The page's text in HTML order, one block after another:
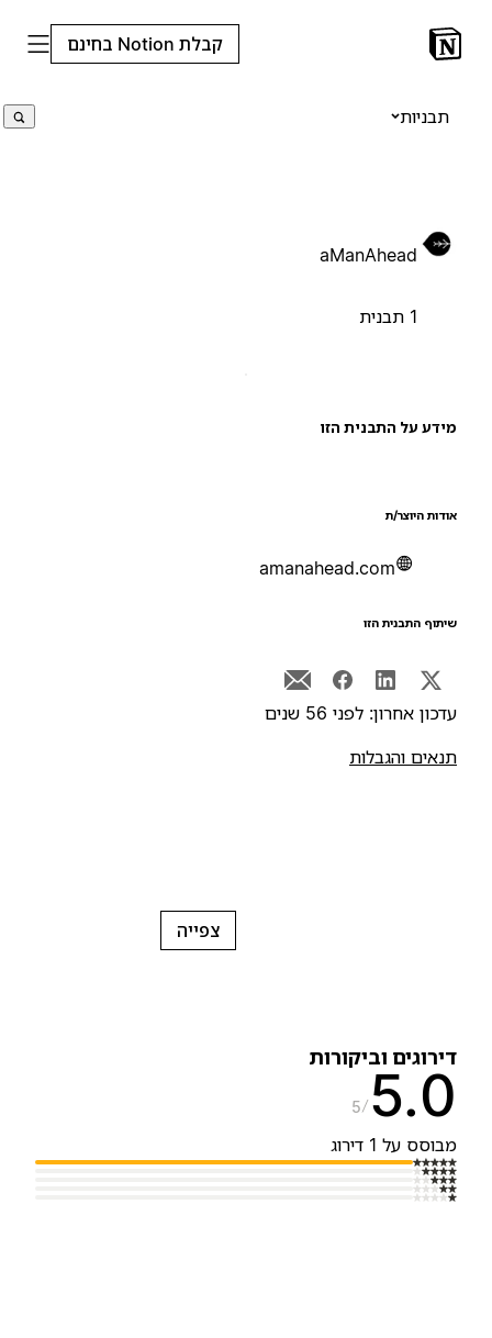
קבלת Notion בחינם
תבניות
aManAhead
על התבנית הזו
היוצר/ת
amanahead.com
התבנית הזו
אחרון: לפני 56 שנים
והגבלות
צפייה
וביקורות
5
על 1 דירוג